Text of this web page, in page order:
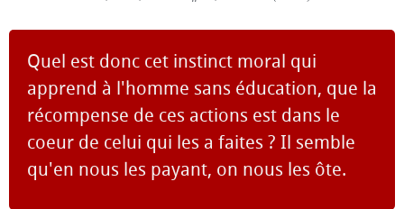
Quel est donc cet instinct moral qui
apprend à l'homme sans éducation, que la
récompense de ces actions est dans le
coeur de celui qui les a faites ? Il semble
qu'en nous les payant, on nous les ôte.